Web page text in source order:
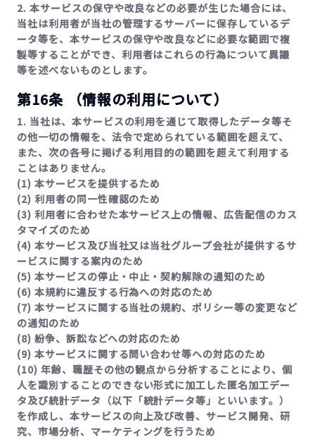
2. 本サービスの保守や改良などの必要が生じた場合には、
当社は利用者が当社の管理するサーバーに保存しているデ
ータ等を、本サービスの保守や改良などに必要な範囲で複
製等することができ、利用者はこれらの行為について異議
等を述べないものとします。
第16条 （情報の利用について）
1. 当社は、本サービスの利用を通じて取得したデータ等そ
の他一切の情報を、法令で定められている範囲を超えて、
また、次の各号に掲げる利用目的の範囲を超えて利用する
ことはありません。
(1) 本サービスを提供するため
(2) 利用者の同一性確認のため
(3) 利用者に合わせた本サービス上の情報、広告配信のカス
タマイズのため
(4) 本サービス及び当社又は当社グループ会社が提供するサ
ービスに関する案内のため
(5) 本サービスの停止・中止・契約解除の通知のため
(6) 本規約に違反する行為への対応のため
(7) 本サービスに関する当社の規約、ポリシー等の変更など
の通知のため
(8) 紛争、訴訟などへの対応のため
(9) 本サービスに関する問い合わせ等への対応のため
(10) 年齢、職歴その他の観点から分析することにより、個
人を識別することのできない形式に加工した匿名加工デー
タ及び統計データ（以下「統計データ等」といいます。）
を作成し、本サービスの向上及び改善、サービス開発、研
究、市場分析、マーケティングを行うため